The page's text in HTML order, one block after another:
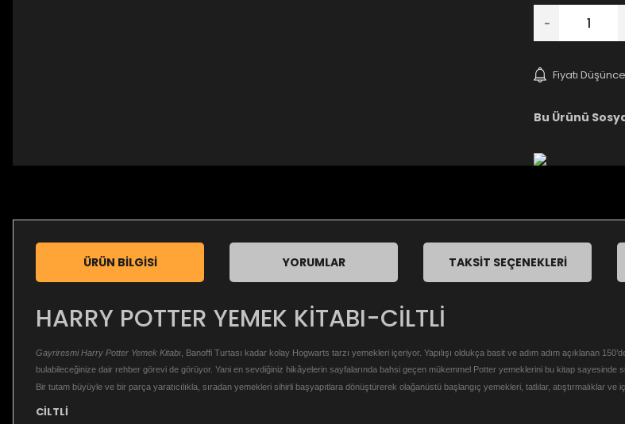
Fiyatı
Bu Ürünü
ÜRÜN BILGISI YORUMLAR TAKSIT SEÇENEKLERI
HARRY POTTER YEMEK KİTABI-CİLTLİ
Gayriresmi Harry Potter Yemek Kitabı , Banoffi Turtası kadar kolay Hogwarts tarzı yemekleri içeriyor. Yapılışı oldukça basit ve adım adım açıklanan
bulabileceğinize dair rehber görevi de görüyor. Yani en sevdiğiniz hikâyelerin sayfalarında bahsi geçen mükemmel Potter yemeklerini bu kitap sayesinde
Bir tutam büyüyle ve bir parça yaratıcılıkla, sıradan yemekleri sihirli başyapıtlara dönüştürerek olağanüstü başlangıç yemekleri, tatlılar, atıştırmalıklar ve
CİLTLİ